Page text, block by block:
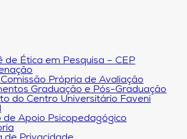
de Ética em Pesquisa – CEP
Própria de Avaliação
Graduação e Pós-Graduação
do Centro Universitário Faveni
de Apoio Psicopedagógico